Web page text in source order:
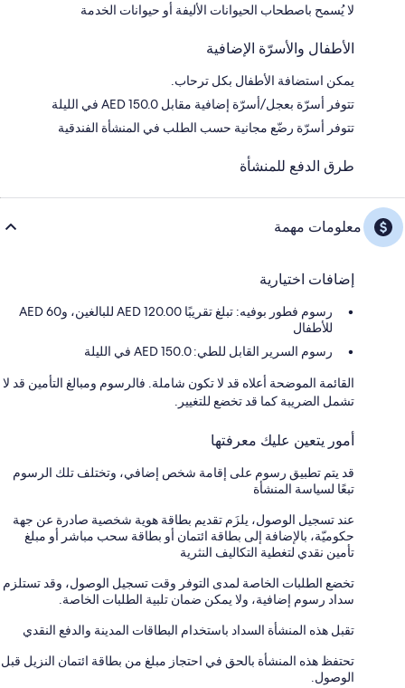
لا يُسمح باصطحاب الحيوانات الأليفة أو حيوانات الخدمة
الأطفال والأسرّة الإضافية
يمكن استضافة الأطفال بكل ترحاب.
تتوفر أسرّة بعجل/أسرّة إضافية مقابل AED 150.0 في الليلة
تتوفر أسرّة رضّع مجانية حسب الطلب في المنشأة الفندقية
طرق الدفع للمنشأة
معلومات مهمة
إضافات اختيارية
رسوم فطور بوفيه: تبلغ تقريبًا AED 120.00 للبالغين، وAED 60
للأطفال
رسوم السرير القابل للطي: 150.0 AED في الليلة
القائمة الموضحة أعلاه قد لا تكون شاملة. فالرسوم ومبالغ التأمين قد لا
تشمل الضريبة كما قد تخضع للتغيير.
أمور يتعين عليك معرفتها
قد يتم تطبيق رسوم على إقامة شخص إضافي، وتختلف تلك الرسوم
تبعًا لسياسة المنشأة
عند تسجيل الوصول، يلزَم تقديم بطاقة هوية شخصية صادرة عن جهة
حكوميّة، بالإضافة إلى بطاقة ائتمان أو بطاقة سحب مباشر أو مبلغ
تأمين نقدي لتغطية التكاليف النثرية
تخضع الطلبات الخاصة لمدى التوفر وقت تسجيل الوصول، وقد تستلزم
سداد رسوم إضافية، ولا يمكن ضمان تلبية الطلبات الخاصة.
تقبل هذه المنشأة السداد باستخدام البطاقات المدينة والدفع النقدي
تحتفظ هذه المنشأة بالحق في احتجاز مبلغ من بطاقة ائتمان النزيل قبل
الوصول.